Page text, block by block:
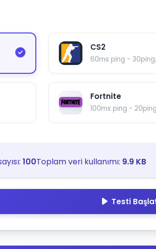
CS2
60ms ping -
Fortnite
100ms ping -
100Toplam veri kullanımı: 9.9 KB
Testi